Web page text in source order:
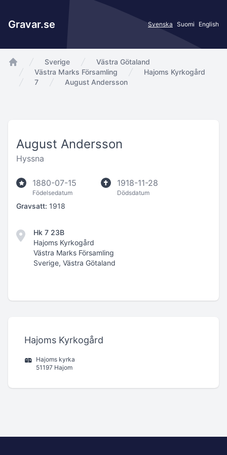
Gravar.se Svenska Suomi English
app.Start
Sverige
Västra Götaland
Västra Marks Församling
Hajoms Kyrkogård
7
August Andersson
August Andersson
Hyssna
1880-07-15
Födelsedatum
1918-11-28
Dödsdatum
Gravsatt: 1918
Hk 7 23B
Hajoms Kyrkogård
Västra Marks Församling
Sverige, Västra Götaland
Hajoms Kyrkogård
Hajoms kyrka
51197 Hajom